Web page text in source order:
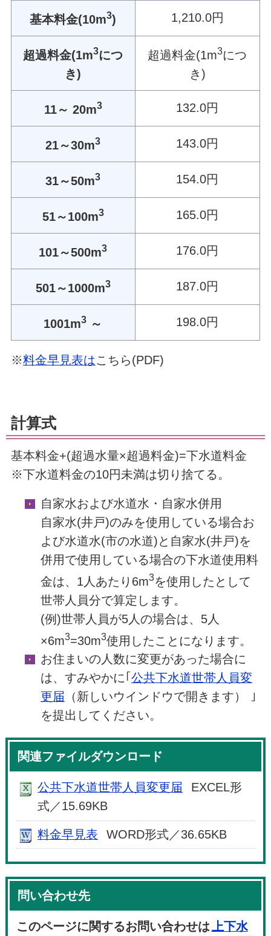
基本料金(10m3) 1,210.0円
超過料金(1m3につ
き)
超過料金(1m3につ
き)
11～ 20m3 132.0円
21～30m3 143.0円
31～50m3 154.0円
51～100m3 165.0円
101～500m3 176.0円
501～1000m3 187.0円
1001m3 ～ 198.0円
※料金早見表はこちら(PDF)
計算式
基本料金+(超過水量×超過料金)=下水道料金
※下水道料金の10円未満は切り捨てる。
自家水および水道水・自家水併用
自家水(井戸)のみを使用している場合お
よび水道水(市の水道)と自家水(井戸)を
併用で使用している場合の下水道使用料
金は、1人あたり6m3を使用したとして
世帯人員分で算定します。
(例)世帯人員が5人の場合は、5人
×6m3=30m3使用したことになります。
お住まいの人数に変更があった場合に
は、すみやかに｢ 公共下水道世帯人員変
更届 （新しいウインドウで開きます）
｣
を提出してください。
関連ファイルダウンロード
公共下水道世帯人員変更届
EXCEL形
式／15.69KB
料金早見表 WORD形式／36.65KB
問い合わせ先
このページに関するお問い合わせは上下水